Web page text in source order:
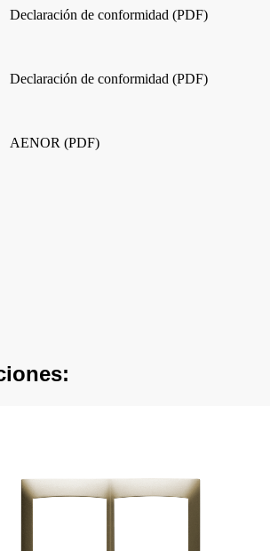
Declaración de conformidad (PDF)
Declaración de conformidad (PDF)
AENOR (PDF)